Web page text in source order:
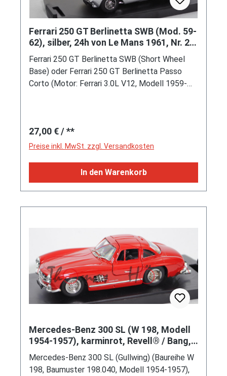
Ferrari 250 GT Berlinetta SWB (Mod. 59-
62), silber, 24h von Le Mans 1961, Nr. 20,
Revell, 1:43, mb
Ferrari 250 GT Berlinetta SWB (Short Wheel
Base) oder Ferrari 250 GT Berlinetta Passo
Corto (Motor: Ferrari 3.0L V12, Modell 1959-
American Racing Team, Fahrer: Bob Grossman /
André Pilette (6. Platz), Nr. 20, mit
(vgl. belgische Flagge) über das Fahrzeug,
einschließlich Einleger mit Modellbeschreibung,
Revell® made by Bang HIGH QUALITY MODEL,
1:43, PC-Box (Vitrinenmodell, Schachtel mit
Regulärer Preis:
27,00 €/ **
Preise inkl. MwSt. zzgl. Versandkosten
In den Warenkorb
Mercedes-Benz 300 SL (W 198, Modell
1954-1957), karminrot, Revell® / Bang,
1:43, PC-Box (beschädigt)
Mercedes-Benz 300 SL (Gullwing) (Baureihe W
198, Baumuster 198.040, Modell 1954-1957),